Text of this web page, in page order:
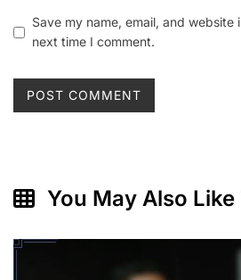
Save my name, email, and website
next time I comment.
You May Also Like